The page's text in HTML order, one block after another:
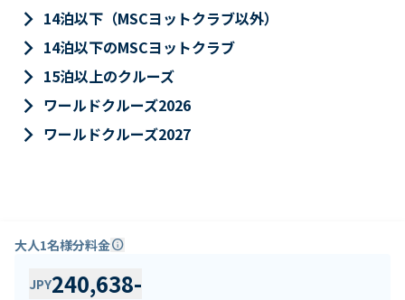
keyboard_arrow_right 14泊以下（MSCヨットクラブ以外）
keyboard_arrow_right 14泊以下のMSCヨットクラブ
keyboard_arrow_right 15泊以上のクルーズ
keyboard_arrow_right ワールドクルーズ2026
keyboard_arrow_right ワールドクルーズ2027
大人1名様分料金info
JPY240,638-